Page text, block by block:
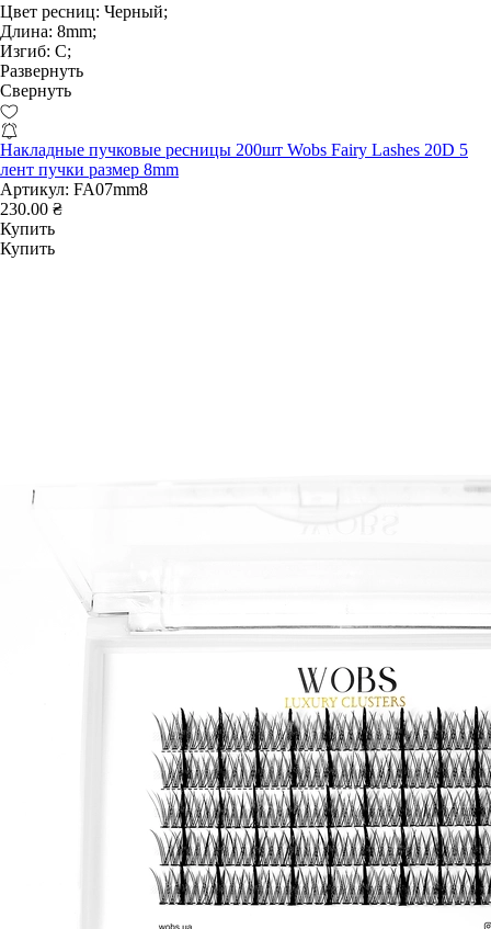
Цвет ресниц: Черный;
Длина: 8mm;
Изгиб: С;
Развернуть
Свернуть
Накладные пучковые ресницы 200шт Wobs Fairy Lashes 20D 5
лент пучки размер 8mm
Артикул: FA07mm8
230.00 ₴
Купить
Купить